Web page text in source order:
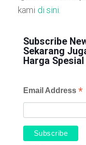
kami di sini.
Subscribe
Sekarang
Harga
Email Address*